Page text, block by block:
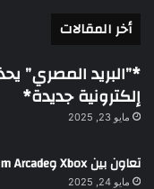
أخر المقالات
*”البريد المصري”
إلكترونية جديدة*
مايو 23, 2025
تعاون بين Xbox وAntstream Arcade
مايو 24, 2025